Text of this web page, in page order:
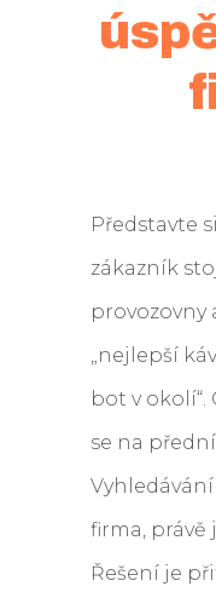
Představte
zákazník
provozovny
„nejlepší
bot v okolí“.
se na
firma, právě
Řešení je